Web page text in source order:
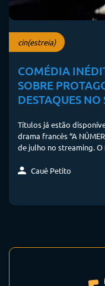
cin(estreia)
COMÉDIA
SOBRE
DESTAQUES
Títulos já estão
drama francês “A
de julho no streaming.
Cauê Petito